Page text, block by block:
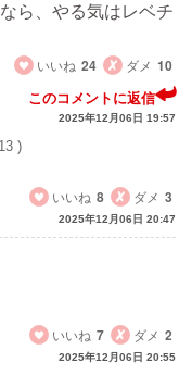
ら、やる気はレベチ
いいね 24 ダメ 10
このコメントに返信
2025年12月06日 19:57
)
いいね 8 ダメ 3
2025年12月06日 20:47
いいね 7 ダメ 2
2025年12月06日 20:55